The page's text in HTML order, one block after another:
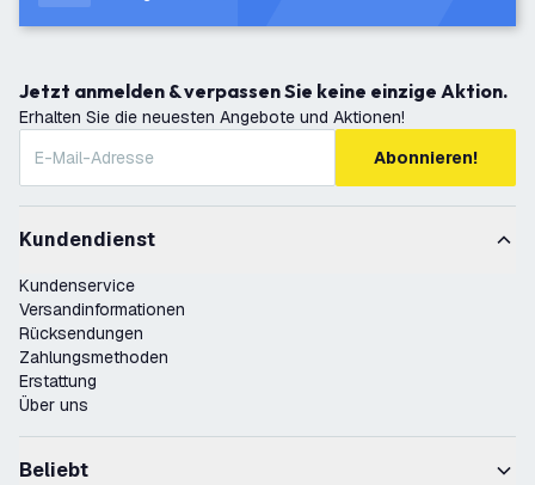
Jetzt anmelden & verpassen Sie keine einzige Aktion.
Erhalten Sie die neuesten Angebote und Aktionen!
Abonnieren!
Kundendienst
Kundenservice
Versandinformationen
Rücksendungen
Zahlungsmethoden
Erstattung
Über uns
Beliebt